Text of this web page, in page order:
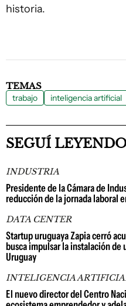
historia.
TEMAS
trabajo inteligencia artificial
SEGUÍ
INDUSTRIA
Presidente de la Cámara de
reducción de la jornada laboral
DATA CENTER
Startup uruguaya Zapia cerró
busca impulsar la instalación de
Uruguay
INTELIGENCIA
El nuevo director del Centro